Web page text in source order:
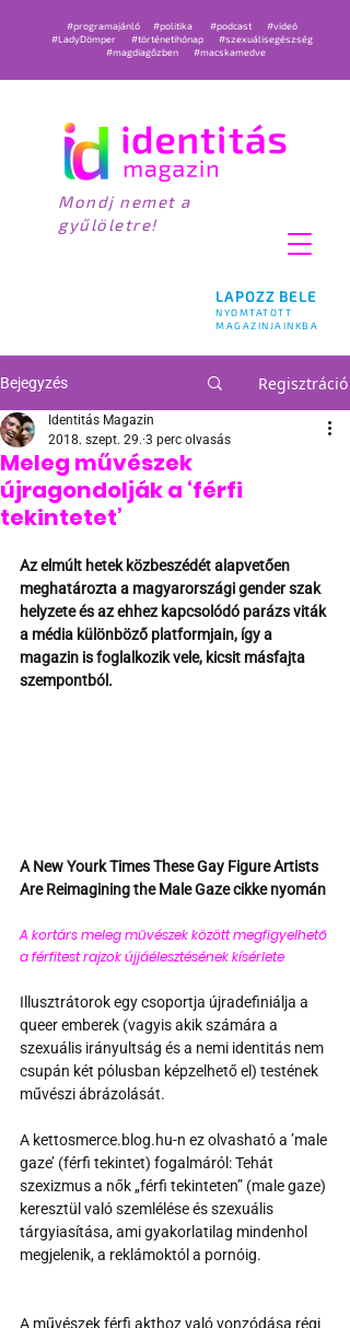
LAPOZZ BELE
NYOMTATOTT
MAGAZINJAINKBA
#programajánló #politika #podcast
#videó
#LadyDömper
#történetihónap
#szexuálisegészség
#magdiagőzben
#macskamedve
Mondj nemet a
gyűlöletre!
Bejegyzés Regisztráció
Meleg művészek
újragondolják a ‘férfi
tekintetet’
Identitás Magazin
2018. szept. 29. 3 perc olvasás
Az elmúlt hetek közbeszédét alapvetően
meghatározta a magyarországi gender szak
helyzete és az ehhez kapcsolódó parázs viták
a média különböző platformjain, így a
magazin is foglalkozik vele, kicsit másfajta
szempontból.
A New Yourk Times These Gay Figure Artists
Are Reimagining the Male Gaze cikke nyomán
A kortárs meleg művészek között megfigyelhető
a férfitest rajzok újjáélesztésének kísérlete
Illusztrátorok egy csoportja újradefiniálja a
queer emberek (vagyis akik számára a
szexuális irányultság és a nemi identitás nem
csupán két pólusban képzelhető el) testének
művészi ábrázolását.
A kettosmerce.blog.hu-n ez olvasható a ’male
gaze’ (férfi tekintet) fogalmáról: Tehát
szexizmus a nők „férfi tekinteten” (male gaze)
keresztül való szemlélése és szexuális
tárgyiasítása, ami gyakorlatilag mindenhol
megjelenik, a reklámoktól a pornóig.
A művészek férfi akthoz való vonzódása régi